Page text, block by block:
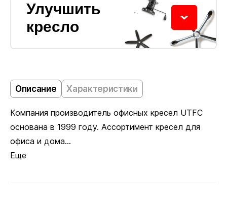
Улучшить
кресло
Колёсики
Пластиковые ролики подходят для ковровых
покрытий. Полиуретановые не царапают ламинат
и паркет. Глайдеры позволяют зафиксировать
Описание Характеристики
Компания производитель офисных кресел UTFC
основана в 1999 году. Ассортимент кресел для
офиса и дома...
Еще